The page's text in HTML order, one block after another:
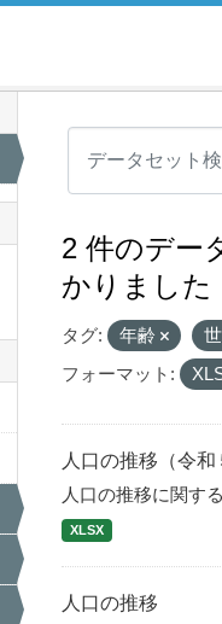
2 件のデー
かりました
タグ: 年齢
フォーマット:
人口の推移（令和
人口の推移に関す
XLSX
人口の推移